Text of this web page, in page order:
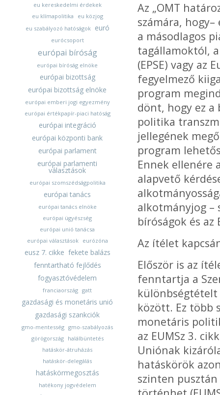
eu kereskedelmi érdekek
eu klímapolitika
eu közjog
eu szabályozó hatóságok
euró
eurócsoport
európai bíróság
európai bíróság elnöke
európai bizottság
európai bizottság elnöke
európai emberi jogi egyezmény
európai értékpapír-piaci hatóság
európai integráció
európai központi bank
európai parlament
európai parlamenti
választások
európai szomszédságpolitika
európai tanács
európai tanács elnöke
európai ügyészség
európai unió tanácsa
európai választások
eurózóna
eusz 7. cikke fekete balázs
fenntartható fejlődés
fogyasztóvédelem
franciaország gatt
gazdasági és monetáris unió
gazdasági szankciók
gmo-mentesség gmo-szabályozás
görögország
halálbüntetés
hatáskör-átruházás
hatáskör-delegálás
hatáskörmegosztás
hatékony jogvédelem
Az „OMT
számára,
a másodlagos
tagállamoktól,
(EPSE) vagy az
fegyelmező
program
dönt, hogy ez
politika
jellegének
program
Ennek ellenére
alapvető
alkotmányjog –
bíróságok és
Az ítélet
Először is az
fenntartja a
különbségtételt
között. Ez több
monetáris
az EUMSz 3.
Uniónak
hatáskörök
szinten